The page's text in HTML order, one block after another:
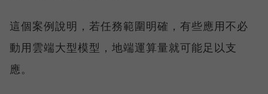
這個案例說明，若任務範圍明確，有些應用不必
動用雲端大型模型，地端運算量就可能足以支
應。